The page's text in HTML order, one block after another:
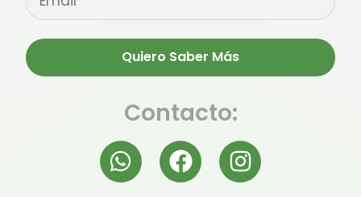
Quiero Saber Más
Contacto: